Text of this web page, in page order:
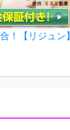
！【リジュン】